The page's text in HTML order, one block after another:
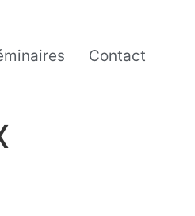
Contact